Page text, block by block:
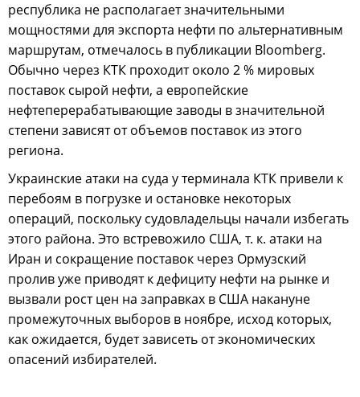
республика не располагает значительными
мощностями для экспорта нефти по альтернативным
маршрутам, отмечалось в публикации Bloomberg.
Обычно через КТК проходит около 2 % мировых
поставок сырой нефти, а европейские
нефтеперерабатывающие заводы в значительной
степени зависят от объемов поставок из этого
региона.
Украинские атаки на суда у терминала КТК привели к
перебоям в погрузке и остановке некоторых
операций, поскольку судовладельцы начали избегать
этого района. Это встревожило США, т. к. атаки на
Иран и сокращение поставок через Ормузский
пролив уже приводят к дефициту нефти на рынке и
вызвали рост цен на заправках в США накануне
промежуточных выборов в ноябре, исход которых,
как ожидается, будет зависеть от экономических
опасений избирателей.